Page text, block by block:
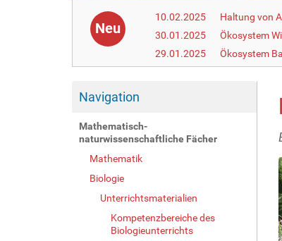
Neu
10.02.2025
Haltung von
30.01.2025
Ökosystem
29.01.2025
Ökosystem
Navigation
Mathematisch-
naturwissenschaftliche Fächer
Mathematik
Biologie
Unterrichtsmaterialien
Kompetenzbereiche des
Biologieunterrichts